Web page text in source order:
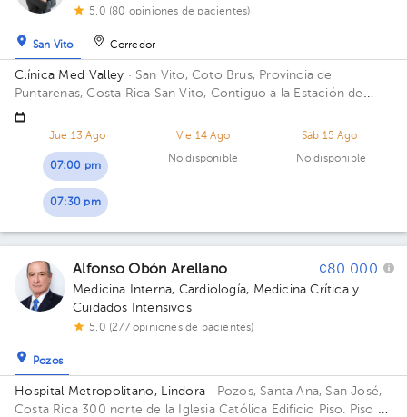
5.0 (80 opiniones de pacientes)
San Vito Corredor
Clínica Med Valley · San Vito, Coto Brus, Provincia de
Puntarenas, Costa Rica San Vito, Contiguo a la Estación de
Policia Edificio Med Valley. Piso 1. Consultorio 5.
Jue 13 Ago
07:00 pm
07:30 pm
Vie 14 Ago
No disponible
Sáb 15 Ago
No disponible
Alfonso Obón Arellano ¢80.000
Medicina Interna, Cardiología, Medicina Crítica y
Cuidados Intensivos
5.0 (277 opiniones de pacientes)
Pozos
Hospital Metropolitano, Lindora · Pozos, Santa Ana, San José,
Costa Rica 300 norte de la Iglesia Católica Edificio Piso. Piso 2